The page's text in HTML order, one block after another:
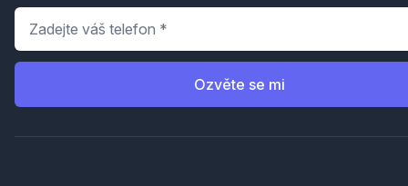
Telefon
Ozvěte se mi